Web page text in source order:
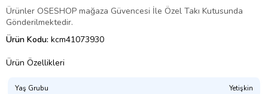
Ürünler OSESHOP mağaza Güvencesi İle Özel Takı Kutusunda
Gönderilmektedir.
Ürün Kodu: kcm41073930
Ürün Özellikleri
Yaş Grubu Yetişkin